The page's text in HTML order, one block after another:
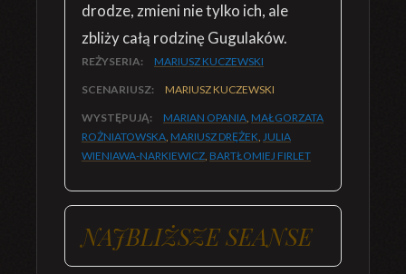
drodze, zmieni nie tylko ich, ale
zbliży całą rodzinę Gugulaków.
REŻYSERIA: MARIUSZ KUCZEWSKI
SCENARIUSZ: MARIUSZ KUCZEWSKI
WYSTĘPUJĄ: MARIAN OPANIA, MAŁGORZATA
ROŻNIATOWSKA, MARIUSZ DRĘŻEK, JULIA
WIENIAWA-NARKIEWICZ, BARTŁOMIEJ FIRLET
NAJBLIŻSZE SEANSE